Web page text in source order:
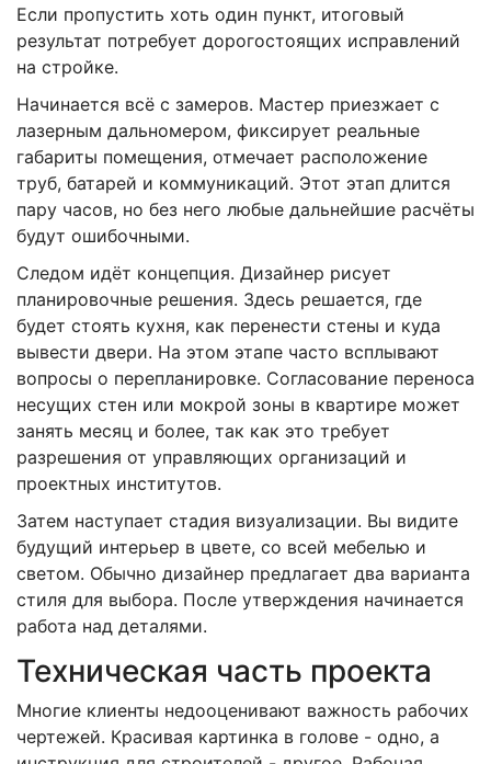
Если пропустить хоть один пункт, итоговый
результат потребует дорогостоящих исправлений
на стройке.
Начинается всё с замеров. Мастер приезжает с
лазерным дальномером, фиксирует реальные
габариты помещения, отмечает расположение
труб, батарей и коммуникаций. Этот этап длится
пару часов, но без него любые дальнейшие расчёты
будут ошибочными.
Следом идёт концепция. Дизайнер рисует
планировочные решения. Здесь решается, где
будет стоять кухня, как перенести стены и куда
вывести двери. На этом этапе часто всплывают
вопросы о перепланировке. Согласование переноса
несущих стен или мокрой зоны в квартире может
занять месяц и более, так как это требует
разрешения от управляющих организаций и
проектных институтов.
Затем наступает стадия визуализации. Вы видите
будущий интерьер в цвете, со всей мебелью и
светом. Обычно дизайнер предлагает два варианта
стиля для выбора. После утверждения начинается
работа над деталями.
Техническая часть проекта
Многие клиенты недооценивают важность рабочих
чертежей. Красивая картинка в голове - одно, а